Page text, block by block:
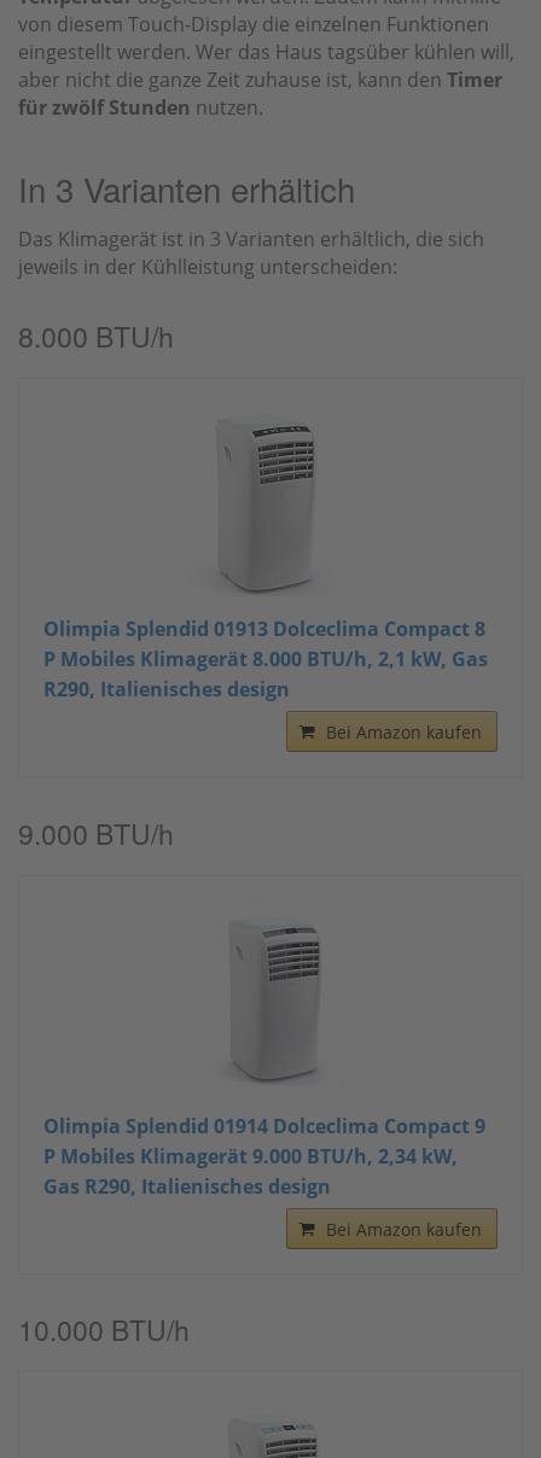
von diesem Touch-Display die einzelnen Funktionen
eingestellt werden. Wer das Haus tagsüber kühlen will,
aber nicht die ganze Zeit zuhause ist, kann den Timer
für zwölf Stunden nutzen.
In 3 Varianten erhältich
Das Klimagerät ist in 3 Varianten erhältlich, die sich
jeweils in der Kühlleistung unterscheiden:
8.000 BTU/h
Olimpia Splendid 01913 Dolceclima Compact 8
P Mobiles Klimagerät 8.000 BTU/h, 2,1 kW, Gas
R290, Italienisches design
Bei Amazon kaufen
9.000 BTU/h
Olimpia Splendid 01914 Dolceclima Compact 9
P Mobiles Klimagerät 9.000 BTU/h, 2,34 kW,
Gas R290, Italienisches design
Bei Amazon kaufen
10.000 BTU/h